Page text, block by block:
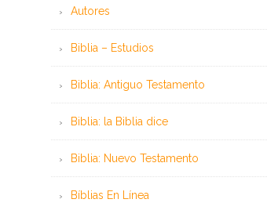
Autores
Biblia – Estudios
Biblia: Antiguo Testamento
Biblia: la Biblia dice
Biblia: Nuevo Testamento
Bíblias En Línea